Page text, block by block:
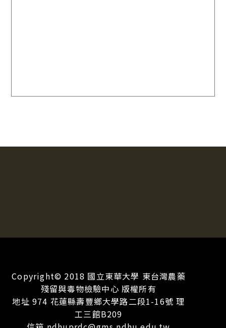
Copyright© 2018 國立東華大學 東台灣農藥
殘留與毒物檢驗中心 版權所有
地址 974 花蓮縣壽豐鄉大學路二段1-16號 理
工三館B209